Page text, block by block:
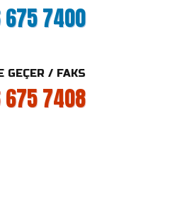
7400
GEÇER / FAKS
7408